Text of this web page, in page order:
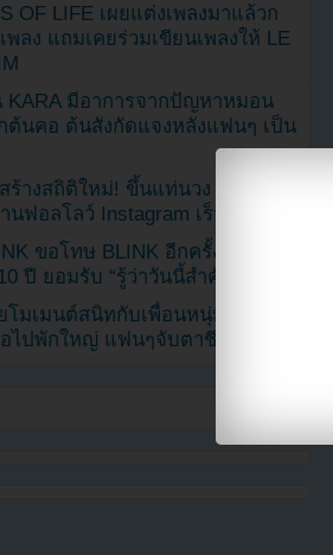
OF LIFE เผยแต่งเพลงมาแล้วก
พลง แถมเคยร่วมเขียนเพลงให้ LE
KARA มีอาการจากปัญหาหมอน
ต้นคอ ต้นสังกัดแจงหลังแฟนๆ เป็น
ร้างสถิติใหม่! ขึ้นแท่นวง K-Pop ที่
นฟอลโลว์ Instagram เร็วที่สุด
ขอโทษ BLINK อีกครั้งในวัน
ปี ยอมรับ “รู้ว่าวันนี้สำคัญมาก”
โมเมนต์สนิทกับเพื่อนหนุ่ม หลัง
ไปพักใหญ่ แฟนๆจับตาชีวิตล่าสุด